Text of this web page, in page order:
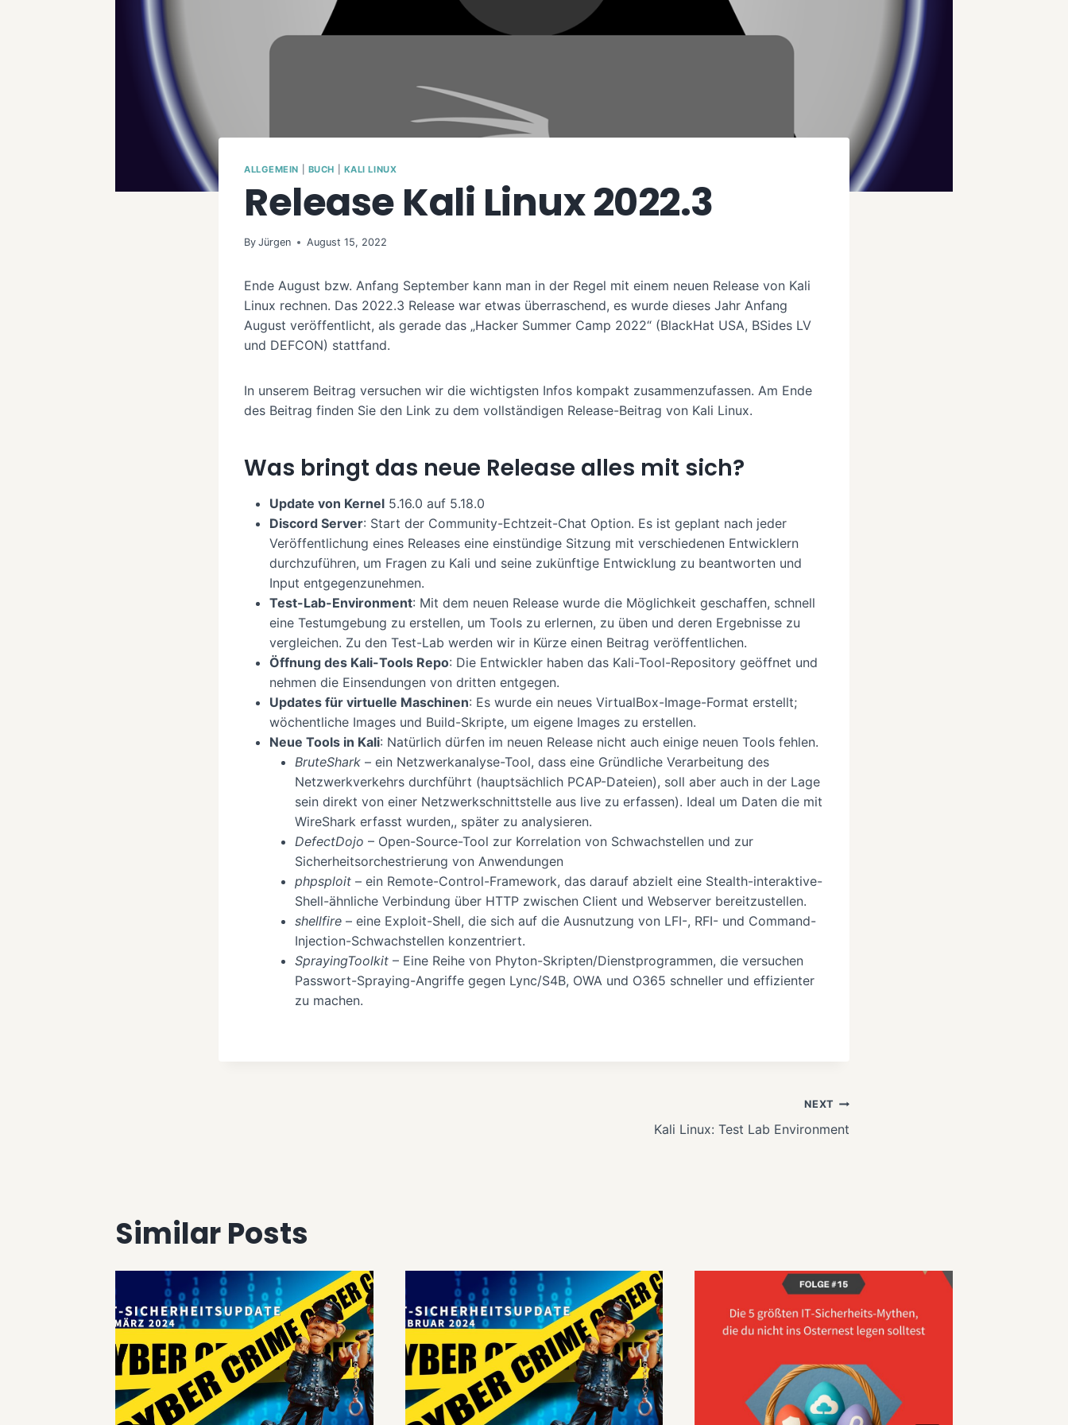
ALLGEMEIN BUCH KALI LINUX
Release Kali Linux 2022.3
By Jürgen August 15, 2022
Ende August bzw. Anfang September kann man in der Regel mit einem neuen Release von Kali
Linux rechnen. Das 2022.3 Release war etwas überraschend, es wurde dieses Jahr Anfang
August veröffentlicht, als gerade das „Hacker Summer Camp 2022“ (BlackHat USA, BSides LV
und DEFCON) stattfand.
In unserem Beitrag versuchen wir die wichtigsten Infos kompakt zusammenzufassen. Am Ende
des Beitrag finden Sie den Link zu dem vollständigen Release-Beitrag von Kali Linux.
Was bringt das neue Release alles mit sich?
Update von Kernel 5.16.0 auf 5.18.0
Discord Server: Start der Community-Echtzeit-Chat Option. Es ist geplant nach jeder
Veröffentlichung eines Releases eine einstündige Sitzung mit verschiedenen Entwicklern
durchzuführen, um Fragen zu Kali und seine zukünftige Entwicklung zu beantworten und
Input entgegenzunehmen.
Test-Lab-Environment: Mit dem neuen Release wurde die Möglichkeit geschaffen, schnell
eine Testumgebung zu erstellen, um Tools zu erlernen, zu üben und deren Ergebnisse zu
vergleichen. Zu den Test-Lab werden wir in Kürze einen Beitrag veröffentlichen.
Öffnung des Kali-Tools Repo: Die Entwickler haben das Kali-Tool-Repository geöffnet und
nehmen die Einsendungen von dritten entgegen.
Updates für virtuelle Maschinen: Es wurde ein neues VirtualBox-Image-Format erstellt;
wöchentliche Images und Build-Skripte, um eigene Images zu erstellen.
Neue Tools in Kali: Natürlich dürfen im neuen Release nicht auch einige neuen Tools fehlen.
BruteShark – ein Netzwerkanalyse-Tool, dass eine Gründliche Verarbeitung des
Netzwerkverkehrs durchführt (hauptsächlich PCAP-Dateien), soll aber auch in der Lage
sein direkt von einer Netzwerkschnittstelle aus live zu erfassen). Ideal um Daten die mit
WireShark erfasst wurden,, später zu analysieren.
DefectDojo – Open-Source-Tool zur Korrelation von Schwachstellen und zur
Sicherheitsorchestrierung von Anwendungen
phpsploit – ein Remote-Control-Framework, das darauf abzielt eine Stealth-interaktive-
Shell-ähnliche Verbindung über HTTP zwischen Client und Webserver bereitzustellen.
shellfire – eine Exploit-Shell, die sich auf die Ausnutzung von LFI-, RFI- und Command-
Injection-Schwachstellen konzentriert.
SprayingToolkit – Eine Reihe von Phyton-Skripten/Dienstprogrammen, die versuchen
Passwort-Spraying-Angriffe gegen Lync/S4B, OWA und O365 schneller und effizienter
zu machen.
NEXT
Kali Linux: Test Lab Environment
Similar Posts